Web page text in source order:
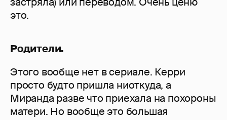
это.
Родители.
Этого вообще нет в сериале. Керри
просто будто пришла ниоткуда, а
Миранда разве что приехала на похороны
матери. Но вообще это большая